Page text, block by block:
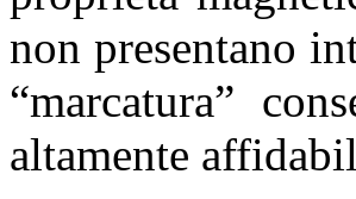
non presentano
“marcatura”
altamente